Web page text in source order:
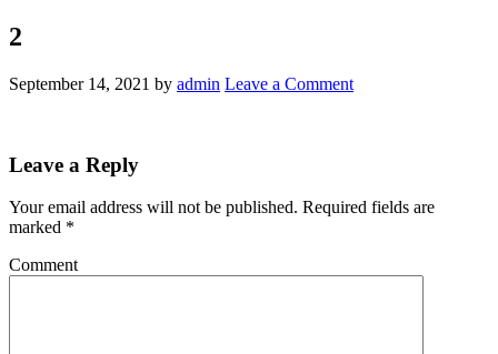
2
September 14, 2021 by admin Leave a Comment
Leave a Reply
Your email address will not be published. Required fields are
marked *
Comment